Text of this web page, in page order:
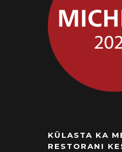
KÜLASTA KA
RESTORANI